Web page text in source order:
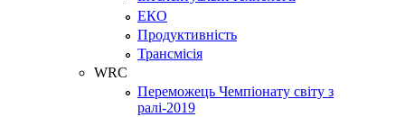
ЕКО
Продуктивність
Трансмісія
WRC
Переможець Чемпіонату світу з
ралі-2019